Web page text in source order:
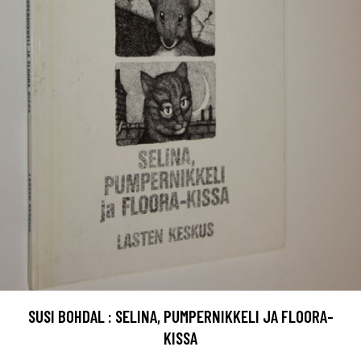
SUSI BOHDAL : SELINA, PUMPERNIKKELI JA FLOORA-
KISSA